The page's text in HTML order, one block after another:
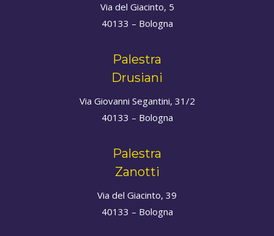
Via del Giacinto, 5
40133 – Bologna
Palestra
Drusiani
Via Giovanni Segantini, 31/2
40133 – Bologna
Palestra
Zanotti
Via del Giacinto, 39
40133 – Bologna